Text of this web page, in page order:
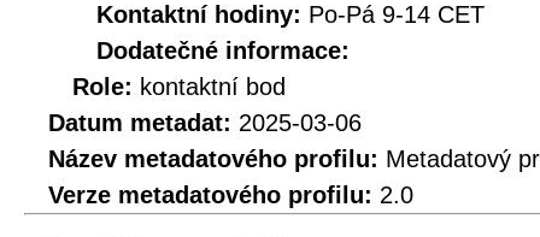
Kontaktní hodiny: Po-Pá 9-14 CET
Dodatečné informace:
Role: kontaktní bod
Datum metadat: 2025-03-06
Název metadatového profilu: Metadatový
Verze metadatového profilu: 2.0